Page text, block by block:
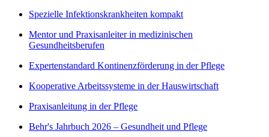
Spezielle Infektionskrankheiten kompakt
Mentor und Praxisanleiter in medizinischen
Gesundheitsberufen
Expertenstandard Kontinenzförderung in der Pflege
Kooperative Arbeitssysteme in der Hauswirtschaft
Praxisanleitung in der Pflege
Behr's Jahrbuch 2026 – Gesundheit und Pflege